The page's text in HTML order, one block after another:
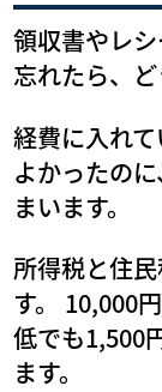
領収書やレ
忘れたら、
経費に入れ
よかったの
まいます。
所得税と住
す。 10,000
低でも1,500
ます。